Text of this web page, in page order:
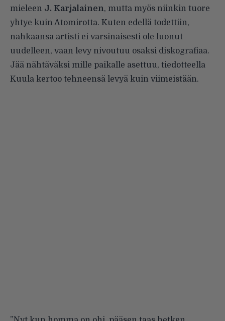
mieleen J. Karjalainen, mutta myös niinkin tuore
yhtye kuin Atomirotta. Kuten edellä todettiin,
nahkaansa artisti ei varsinaisesti ole luonut
uudelleen, vaan levy nivoutuu osaksi diskografiaa.
Jää nähtäväksi mille paikalle asettuu, tiedotteella
Kuula kertoo tehneensä levyä kuin viimeistään.